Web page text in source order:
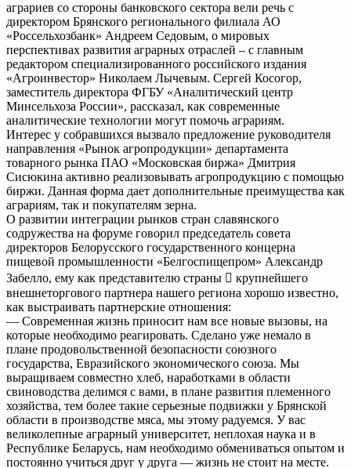
аграриев со стороны банковского сектора вели речь с
директором Брянского регионального филиала АО
«Россельхозбанк» Андреем Седовым, о мировых
перспективах развития аграрных отраслей – с главным
редактором специализированного российского издания
«Агроинвестор» Николаем Лычевым. Сергей Косогор,
заместитель директора ФГБУ «Аналитический центр
Минсельхоза России», рассказал, как современные
аналитические технологии могут помочь аграриям.
Интерес у собравшихся вызвало предложение руководителя
направления «Рынок агропродукции» департамента
товарного рынка ПАО «Московская биржа» Дмитрия
Сисюкина активно реализовывать агропродукцию с помощью
биржи. Данная форма дает дополнительные преимущества как
аграриям, так и покупателям зерна.
О развитии интеграции рынков стран славянского
содружества на форуме говорил председатель совета
директоров Белорусского государственного концерна
пищевой промышленности «Белгоспищепром» Александр
Забелло, ему как представителю страны  крупнейшего
внешнеторгового партнера нашего региона хорошо известно,
как выстраивать партнерские отношения:
— Современная жизнь приносит нам все новые вызовы, на
которые необходимо реагировать. Сделано уже немало в
плане продовольственной безопасности союзного
государства, Евразийского экономического союза. Мы
выращиваем совместно хлеб, наработками в области
свиноводства делимся с вами, в плане развития племенного
хозяйства, тем более такие серьезные подвижки у Брянской
области в производстве мяса, мы этому радуемся. У вас
великолепные аграрный университет, неплохая наука и в
Республике Беларусь, нам необходимо обмениваться опытом и
постоянно учиться друг у друга — жизнь не стоит на месте.